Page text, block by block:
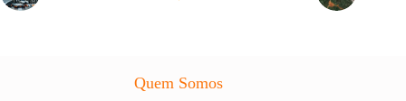
Quem Somos